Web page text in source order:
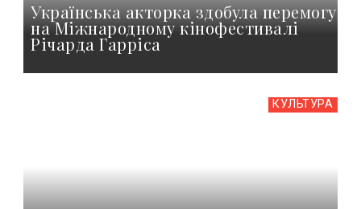
Українська акторка здобула перемогу
на Міжнародному кінофестивалі
Річарда Гарріса
КУЛЬТУРА